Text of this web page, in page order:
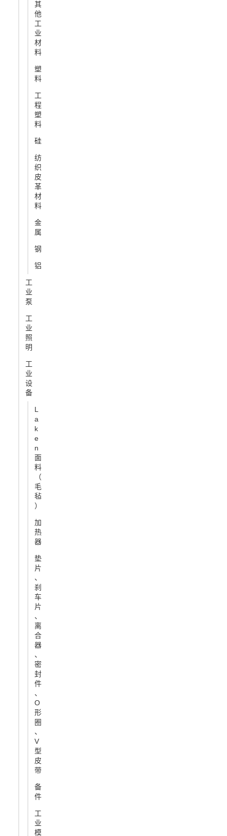
其
他
工
业
材
料
塑
料
工
程
塑
料
硅
纺
织
皮
革
材
料
金
属
钢
铝
工
业
泵
工
业
照
明
工
业
设
备
L
a
k
e
n
面
料
（
毛
毡
）
加
热
器
垫
片
、
刹
车
片
、
离
合
器
、
密
封
件
、
O
形
圈
、
V
型
皮
带
备
件
工
业
模